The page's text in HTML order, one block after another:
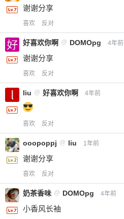
谢谢分享
喜欢 反对
好喜欢你啊 @ DOMOpg 4年前
谢谢分享
喜欢 反对
liu @ 好喜欢你啊 4年前
喜欢 反对
ooopoppj @ liu 1年前
谢谢分享
喜欢 反对
奶茶香味 @ DOMOpg 4年前
小香风长袖